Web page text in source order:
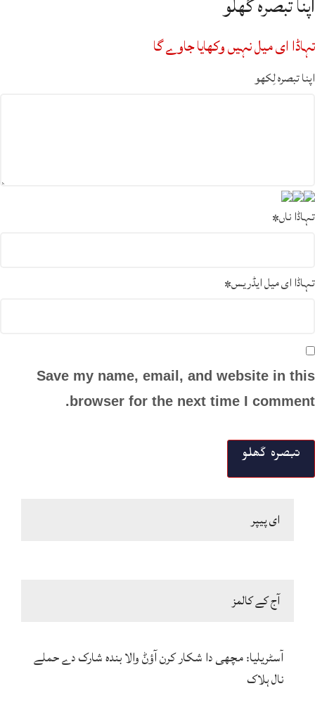
تہاڈا ای میل نہیں وکھایا جاوے گا
اپنا تبصرہ لِکھو
تہاڈا ناں*
تہاڈا ای میل ایڈریس*
Save my name, email, and website in this
browser for the next time I comment.
ای پیپر
آج کے کالمز
آسٹریلیا: مچھی دا شکار کرن آؤݨ والا بندہ شارک دے حملے
نال ہلاک